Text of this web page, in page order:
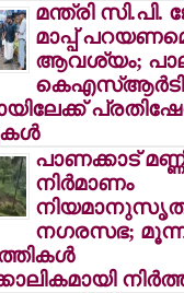
മന്ത്രി
മാപ്പ്
ആവശ്യം;
പാണക്കാട്
നിര്‍മാണം
നഗരസഭ;